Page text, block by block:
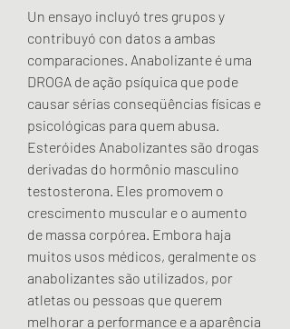
Un ensayo incluyó tres grupos y
contribuyó con datos a ambas
comparaciones. Anabolizante é uma
DROGA de ação psíquica que pode
causar sérias conseqüências físicas e
psicológicas para quem abusa.
Esteróides Anabolizantes são drogas
derivadas do hormônio masculino
testosterona. Eles promovem o
crescimento muscular e o aumento
de massa corpórea. Embora haja
muitos usos médicos, geralmente os
anabolizantes são utilizados, por
atletas ou pessoas que querem
melhorar a performance e a aparência